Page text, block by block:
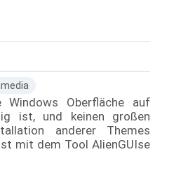
Windows Oberfläche auf
ist, und keinen großen
anderer Themes
mit dem Tool AlienGUIse